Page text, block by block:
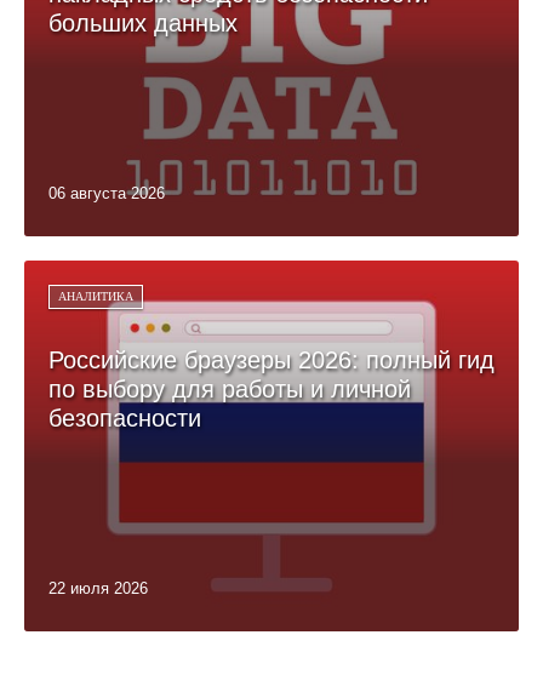
больших данных
06 августа 2026
АНАЛИТИКА
Российские браузеры 2026: полный гид
по выбору для работы и личной
безопасности
22 июля 2026